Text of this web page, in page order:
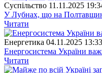
Суспiльство 11.11.2025
У Лубнах, що на
Читати
Енергетика 04.11.2025 13:33
Енергосистема України
Читати